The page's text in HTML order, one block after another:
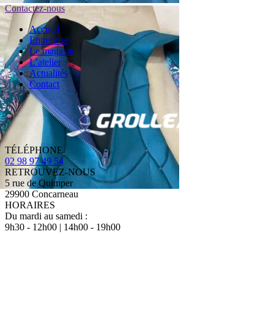
Contactez-nous
Accueil
Entreprise
Le magasin
L’atelier
Actualités
Contact
TÉLÉPHONE
02 98 97 49 54
RETROUVEZ-NOUS
5 rue de Quimper
29900 Concarneau
HORAIRES
Du mardi au samedi :
9h30 - 12h00 | 14h00 - 19h00